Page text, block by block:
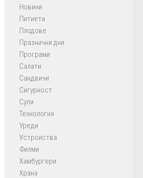
Новини
Питиета
Плодове
Празнични дни
Програми
Салати
Сандвичи
Сигурност
Супи
Технология
Уреди
Устроиства
Филми
Хамбургери
Храна